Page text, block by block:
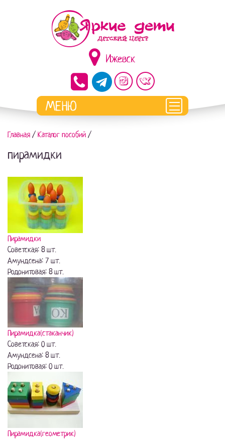
Ижевск
Главная / Каталог пособий /
пирамидки
Пирамидки
Советская: 8 шт.
Амундсена: 7 шт.
Родонитовая: 8 шт.
Пирамидка(стаканчик)
Советская: 0 шт.
Амундсена: 8 шт.
Родонитовая: 0 шт.
Пирамидка(геометрик)